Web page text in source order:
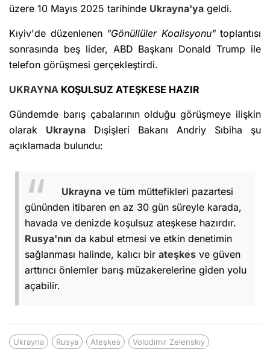
üzere 10 Mayıs 2025 tarihinde Ukrayna'ya geldi.
Kıyiv'de düzenlenen"Gönüllüler Koalisyonu"toplantısı
sonrasında beş lider, ABD Başkanı Donald Trump ile
telefon görüşmesi gerçekleştirdi.
UKRAYNA KOŞULSUZ ATEŞKESE HAZIR
Gündemde barış çabalarının olduğu görüşmeye ilişkin
olarak Ukrayna Dışişleri Bakanı Andriy Sıbiha şu
açıklamada bulundu:
Ukrayna ve tüm müttefikleri pazartesi
gününden itibaren en az 30 gün süreyle karada,
havada ve denizde koşulsuz ateşkese hazırdır.
Rusya'nın da kabul etmesi ve etkin denetimin
sağlanması halinde, kalıcı bir ateşkes ve güven
arttırıcı önlemler barış müzakerelerine giden yolu
açabilir.
Ukrayna Rusya Ateşkes
Volodımır Zelenskıy